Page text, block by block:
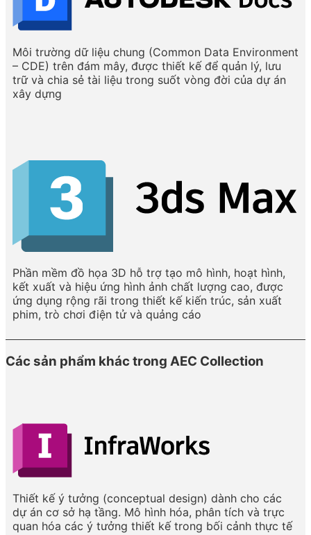
Môi trường dữ liệu chung (Common Data Environment
– CDE) trên đám mây, được thiết kế để quản lý, lưu
trữ và chia sẻ tài liệu trong suốt vòng đời của dự án
xây dựng
Phần mềm đồ họa 3D hỗ trợ tạo mô hình, hoạt hình,
kết xuất và hiệu ứng hình ảnh chất lượng cao, được
ứng dụng rộng rãi trong thiết kế kiến trúc, sản xuất
phim, trò chơi điện tử và quảng cáo
Các sản phẩm khác trong AEC Collection
Thiết kế ý tưởng (conceptual design) dành cho các
dự án cơ sở hạ tầng. Mô hình hóa, phân tích và trực
quan hóa các ý tưởng thiết kế trong bối cảnh thực tế